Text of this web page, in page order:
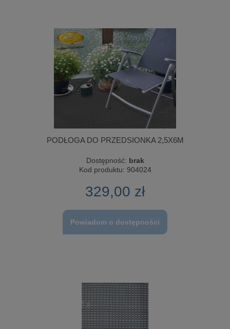
PODŁOGA DO PRZEDSIONKA 2,5X6M
Dostępność: brak
Kod produktu: 904024
329,00 zł
Powiadom o dostępności